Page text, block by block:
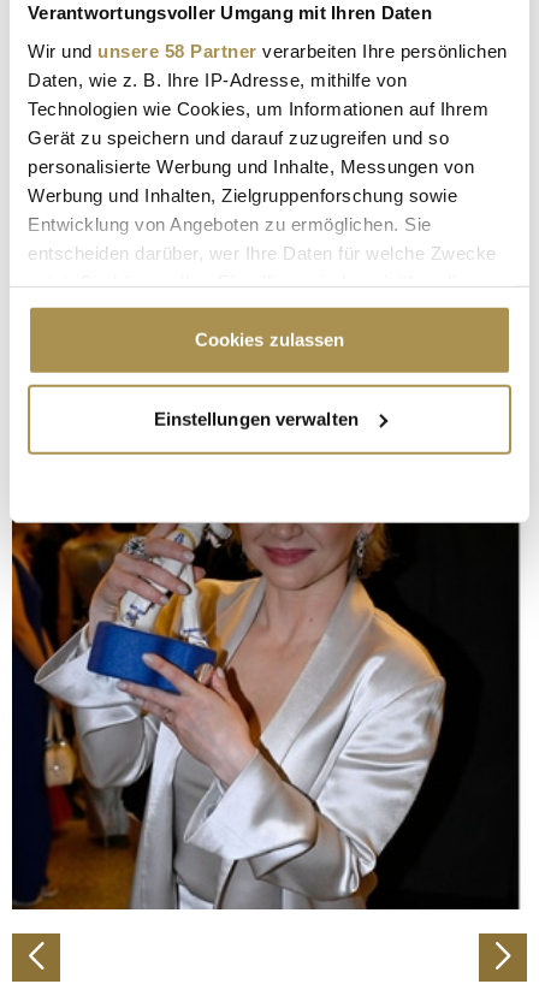
Verantwortungsvoller Umgang mit Ihren Daten
Wir und unsere 58 Partner verarbeiten Ihre persönlichen
Daten, wie z. B. Ihre IP-Adresse, mithilfe von
Technologien wie Cookies, um Informationen auf Ihrem
Gerät zu speichern und darauf zuzugreifen und so
personalisierte Werbung und Inhalte, Messungen von
Werbung und Inhalten, Zielgruppenforschung sowie
Entwicklung von Angeboten zu ermöglichen. Sie
entscheiden darüber, wer Ihre Daten für welche Zwecke
Cookie-Erklärung oder durch Klicken auf das Privacy
Trigger Symbol ändern oder widerrufen
Informationen über Ihre geografische Lage
erfassen, welche bis auf einige Meter genau sein
bestimmten Merkmalen (Fingerprinting) identifizieren
Erfahren Sie mehr darüber, wie Ihre persönlichen Daten
verarbeitet werden, und legen Sie Ihre Präferenzen im
Abschnitt Einzelheitenfest.
Wir verwenden Cookies, um Inhalte und Anzeigen zu
personalisieren, Funktionen für soziale Medien anbieten
zu können und die Zugriffe auf unsere Website zu
analysieren. Außerdem geben wir Informationen zu Ihrer
Verwendung unserer Website an unsere Partner für
soziale Medien, Werbung und Analysen weiter. Unsere
Partner führen diese Informationen möglicherweise mit
weiteren Daten zusammen, die Sie ihnen bereitgestellt
gesammelt haben.
Cookies zulassen
Einstellungen verwalten